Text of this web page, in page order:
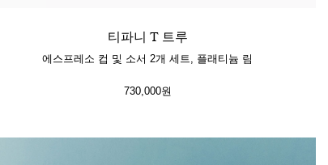
티파니 T 트루
에스프레소 컵 및 소서 2개 세트, 플래티늄 림
730,000원